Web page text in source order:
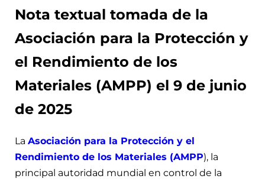
Nota textual tomada de la
Asociación para la Protección y
el Rendimiento de los
Materiales (AMPP) el 9 de junio
de 2025
La Asociación para la Protección y el
Rendimiento de los Materiales (AMPP), la
principal autoridad mundial en control de la